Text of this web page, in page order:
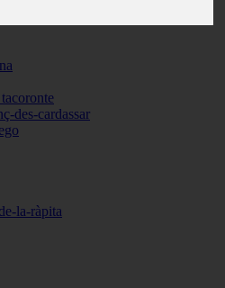
des-cardassar
la-ràpita